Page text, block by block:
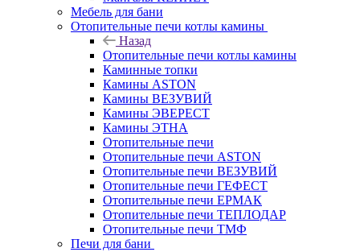
Мебель для бани
Отопительные печи котлы камины
Назад
Отопительные печи котлы камины
Каминные топки
Камины ASTON
Камины ВЕЗУВИЙ
Камины ЭВЕРЕСТ
Камины ЭТНА
Отопительные печи
Отопительные печи ASTON
Отопительные печи ВЕЗУВИЙ
Отопительные печи ГЕФЕСТ
Отопительные печи ЕРМАК
Отопительные печи ТЕПЛОДАР
Отопительные печи ТМФ
Печи для бани